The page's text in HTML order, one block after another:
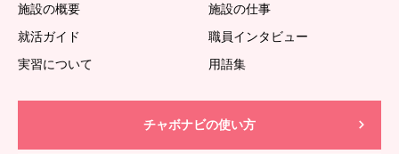
施設の概要
施設の仕事
就活ガイド
職員インタビュー
実習について
用語集
チャボナビの使い方